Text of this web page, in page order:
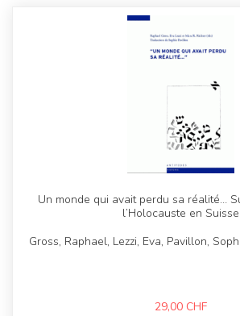
Un monde qui avait perdu sa réalité…
l’Holocauste en Suisse
Gross, Raphael, Lezzi, Eva, Pavillon,
29,00 CHF